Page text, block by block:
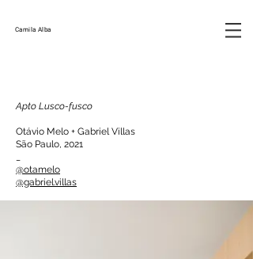
Camila Alba
Apto Lusco-fusco
Otávio Melo + Gabriel Villas
São Paulo, 2021
@otamelo
@gabriel.villas